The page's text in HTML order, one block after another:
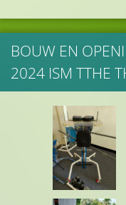
BOUW EN
2024 ISM TTHE